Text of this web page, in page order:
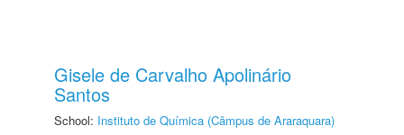
Gisele de Carvalho Apolinário
Santos
School: Instituto de Química (Câmpus de Araraquara)